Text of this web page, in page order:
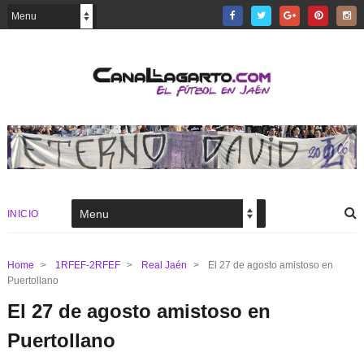
INICIO
Home > 1RFEF-2RFEF > Real Jaén >
El 27 de agosto amistoso en
Puertollano
El 27 de agosto amistoso en
Puertollano